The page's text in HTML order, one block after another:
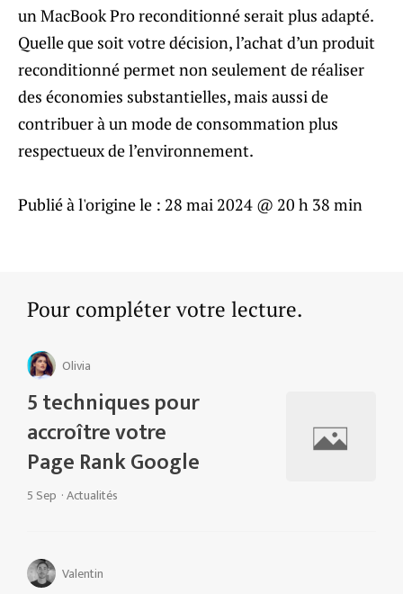
un MacBook Pro reconditionné serait plus adapté.
Quelle que soit votre décision, l’achat d’un produit
reconditionné permet non seulement de réaliser
des économies substantielles, mais aussi de
contribuer à un mode de consommation plus
respectueux de l’environnement.
Publié à l'origine le : 28 mai 2024 @ 20 h 38 min
Pour compléter votre lecture.
Olivia
5 techniques pour
accroître votre
Page Rank Google
5 Sep ·Actualités
Valentin